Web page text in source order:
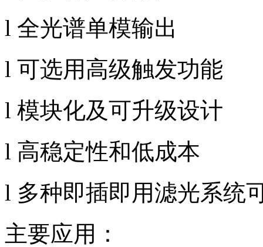
l 全光谱单模输出
l 可选用高级触发功能
l 模块化及可升级设计
l 高稳定性和低成本
l 多种即插即用滤光系统
主要应用：